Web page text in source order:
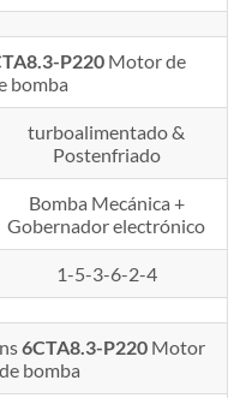
P220 Motor de
bomba
turboalimentado &
Postenfriado
Bomba Mecánica +
Gobernador electrónico
1-5-3-6-2-4
6CTA8.3-P220 Motor
bomba